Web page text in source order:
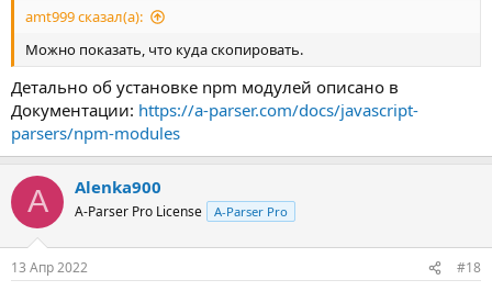
amt999 сказал(а):
Можно показать, что куда скопировать.
Детально об установке npm модулей описано в
Документации: https://a-parser.com/docs/javascript-
parsers/npm-modules
A Alenka900
A-Parser Pro License A-Parser Pro
13 Апр 2022 #18